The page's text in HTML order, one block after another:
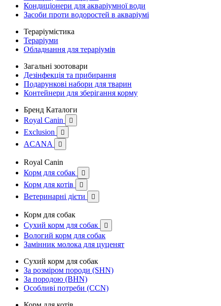
Кондиціонери для акваріумної води
Засоби проти водоростей в акваріумі
Тераріумістика
Тераріуми
Обладнання для тераріумів
Загальні зоотовари
Дезінфекція та прибирання
Подарункові набори для тварин
Контейнери для зберігання корму
Бренд Каталоги
Royal Canin

Exclusion 
ACANA 
Royal Canin
Корм для собак

Корм для котів 
Ветеринарні дієти 
Корм для собак
Сухий корм для собак

Вологий корм для собак
Замінник молока для цуценят
Сухий корм для собак
За розміром породи (SHN)
За породою (BHN)
Особливі потреби (CCN)